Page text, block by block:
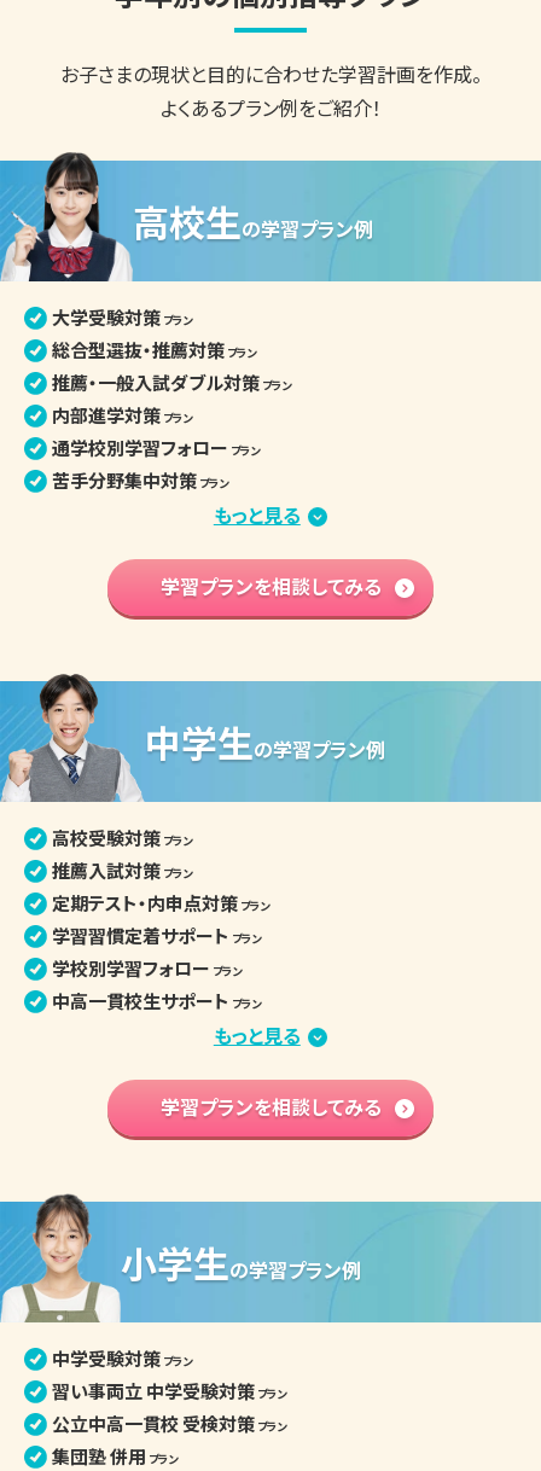
お子さまの現状と目的に合わせた学習計画を作成。
よくあるプラン例をご紹介！
高校生の学習プラン例
大学受験対策 プラン
総合型選抜・推薦対策 プラン
推薦・一般入試ダブル対策 プラン
内部進学対策 プラン
通学校別学習フォロー プラン
苦手分野集中対策 プラン
定期テスト・評定対策プラン
部活との両立 プラン
学習内容 基礎固めプラン
高校入学準備プラン
高校生の個別指導詳細
もっと見る
学習プランを相談してみる
中学生の学習プラン例
高校受験対策 プラン
推薦入試対策 プラン
定期テスト・内申点対策 プラン
学習習慣定着サポート プラン
学校別学習フォロー プラン
中高一貫校生サポート プラン
学習内容 基礎固め プラン
英語資格検定対策プラン
高校学習先取りプラン
中学生の個別指導詳細
もっと見る
学習プランを相談してみる
小学生の学習プラン例
中学受験対策 プラン
習い事両立 中学受験対策 プラン
公立中高一貫校 受検対策 プラン
集団塾 併用 プラン